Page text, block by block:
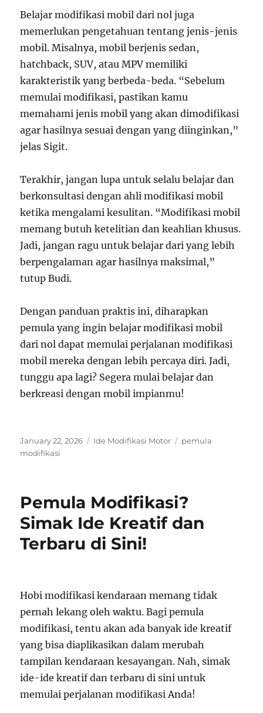
Belajar modifikasi mobil dari nol juga
memerlukan pengetahuan tentang jenis-jenis
mobil. Misalnya, mobil berjenis sedan,
hatchback, SUV, atau MPV memiliki
karakteristik yang berbeda-beda. “Sebelum
memulai modifikasi, pastikan kamu
memahami jenis mobil yang akan dimodifikasi
agar hasilnya sesuai dengan yang diinginkan,”
jelas Sigit.
Terakhir, jangan lupa untuk selalu belajar dan
berkonsultasi dengan ahli modifikasi mobil
ketika mengalami kesulitan. “Modifikasi mobil
memang butuh ketelitian dan keahlian khusus.
Jadi, jangan ragu untuk belajar dari yang lebih
berpengalaman agar hasilnya maksimal,”
tutup Budi.
Dengan panduan praktis ini, diharapkan
pemula yang ingin belajar modifikasi mobil
dari nol dapat memulai perjalanan modifikasi
mobil mereka dengan lebih percaya diri. Jadi,
tunggu apa lagi? Segera mulai belajar dan
berkreasi dengan mobil impianmu!
Posted
on
January 22, 2026 Categories
Ide Modifikasi Motor Tags
pemula
modifikasi
Pemula Modifikasi?
Simak Ide Kreatif dan
Terbaru di Sini!
Hobi modifikasi kendaraan memang tidak
pernah lekang oleh waktu. Bagi pemula
modifikasi, tentu akan ada banyak ide kreatif
yang bisa diaplikasikan dalam merubah
tampilan kendaraan kesayangan. Nah, simak
ide-ide kreatif dan terbaru di sini untuk
memulai perjalanan modifikasi Anda!